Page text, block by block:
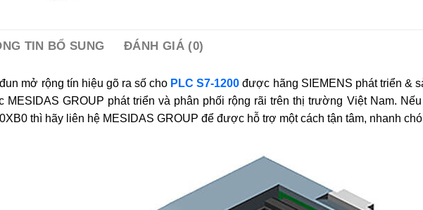
TIN BỔ SUNG ĐÁNH GIÁ (0)
mở rộng tín hiệu gõ ra số cho PLC S7-1200 được hãng SIEMENS phát triển &
MESIDAS GROUP phát triển và phân phối rộng rãi trên thị trường Việt Nam.
thì hãy liên hệ MESIDAS GROUP để được hỗ trợ một cách tận tâm, nhanh